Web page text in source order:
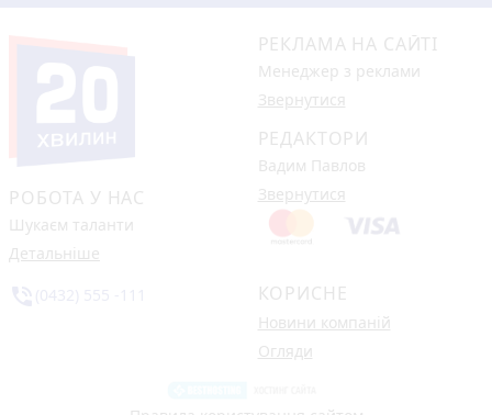
РОБОТА У НАС
Шукаєм таланти
Детальніше
РЕКЛАМА НА САЙТІ
Менеджер з реклами
Звернутися
РЕДАКТОРИ
Вадим Павлов
Звернутися
КОРИСНЕ
Новини компаній
Огляди